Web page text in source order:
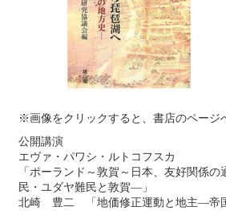
※画像をクリックすると、書店のページ
公開講演
エヴァ・パワシ・ルトコフスカ
「ポーランド～敦賀～日本、友好関係
民・ユダヤ難民と敦賀―」
北崎 豊二 「地価修正運動と地主―帝